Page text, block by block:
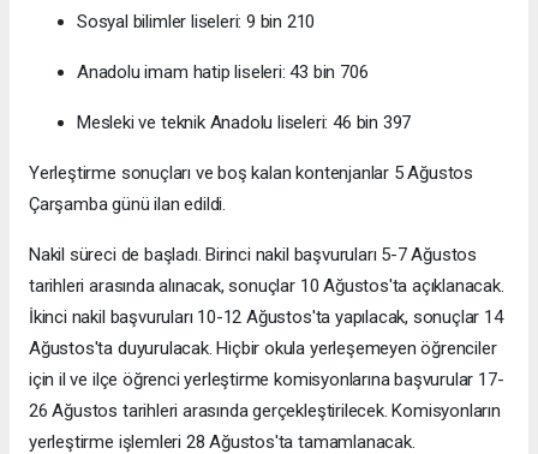
Sosyal bilimler liseleri: 9 bin 210
Anadolu imam hatip liseleri: 43 bin 706
Mesleki ve teknik Anadolu liseleri: 46 bin 397
Yerleştirme sonuçları ve boş kalan kontenjanlar 5 Ağustos
Çarşamba günü ilan edildi.
Nakil süreci de başladı. Birinci nakil başvuruları 5-7 Ağustos
tarihleri arasında alınacak, sonuçlar 10 Ağustos'ta açıklanacak.
İkinci nakil başvuruları 10-12 Ağustos'ta yapılacak, sonuçlar 14
Ağustos'ta duyurulacak. Hiçbir okula yerleşemeyen öğrenciler
için il ve ilçe öğrenci yerleştirme komisyonlarına başvurular 17-
26 Ağustos tarihleri arasında gerçekleştirilecek. Komisyonların
yerleştirme işlemleri 28 Ağustos'ta tamamlanacak.